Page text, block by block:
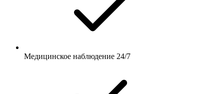
Медицинское наблюдение 24/7